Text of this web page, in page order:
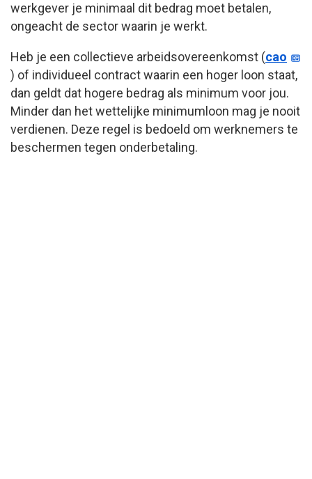
werkgever je minimaal dit bedrag moet betalen,
ongeacht de sector waarin je werkt.
Heb je een collectieve arbeidsovereenkomst (cao
) of individueel contract waarin een hoger loon staat,
dan geldt dat hogere bedrag als minimum voor jou.
Minder dan het wettelijke minimumloon mag je nooit
verdienen. Deze regel is bedoeld om werknemers te
beschermen tegen onderbetaling.